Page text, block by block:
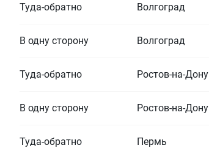
Туда-обратно Волгоград
В одну сторону Волгоград
Туда-обратно Ростов-на-Дону
В одну сторону Ростов-на-Дону
Туда-обратно Пермь